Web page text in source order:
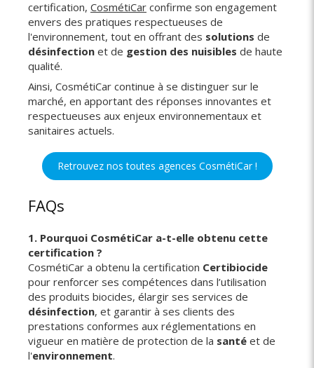
certification, CosmétiCar confirme son engagement
envers des pratiques respectueuses de
l'environnement, tout en offrant des solutions de
désinfection et de gestion des nuisibles de haute
qualité.
Ainsi, CosmétiCar continue à se distinguer sur le
marché, en apportant des réponses innovantes et
respectueuses aux enjeux environnementaux et
sanitaires actuels.
Retrouvez nos toutes agences CosmétiCar !
FAQs
1. Pourquoi CosmétiCar a-t-elle obtenu cette
certification ?
CosmétiCar a obtenu la certification Certibiocide
pour renforcer ses compétences dans l’utilisation
des produits biocides, élargir ses services de
désinfection, et garantir à ses clients des
prestations conformes aux réglementations en
vigueur en matière de protection de la santé et de
l'environnement.